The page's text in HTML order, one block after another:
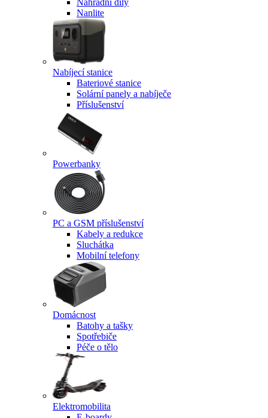
Náhradní díly
Nanlite
Nabíjecí stanice
Bateriové stanice
Solární panely a nabíječe
Příslušenství
Powerbanky
PC a GSM příslušenství
Kabely a redukce
Sluchátka
Mobilní telefony
Domácnost
Batohy a tašky
Spotřebiče
Péče o tělo
Elektromobilita